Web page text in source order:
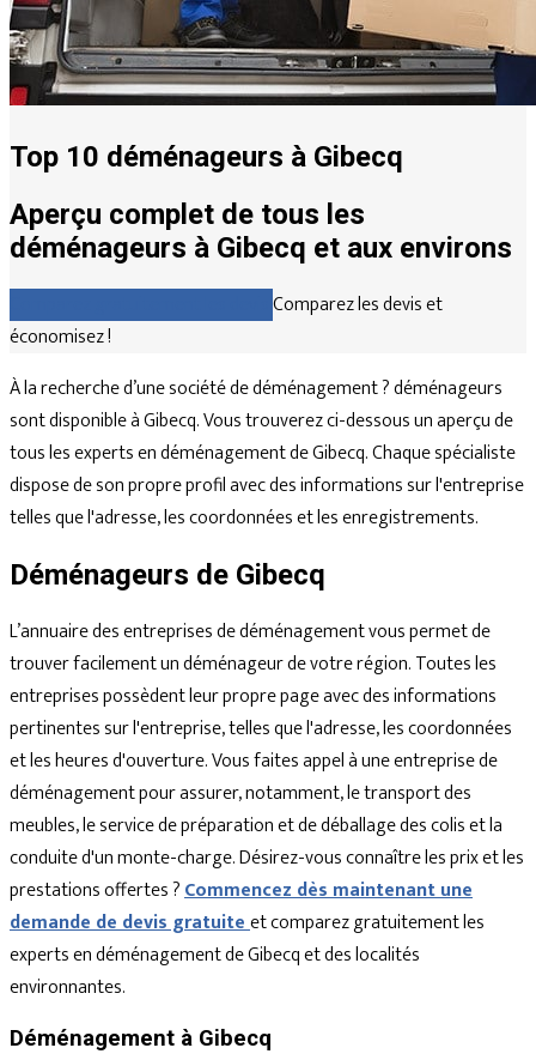
Top 10 déménageurs à Gibecq
Aperçu complet de tous les
déménageurs à Gibecq et aux environs
Comparez les devis et
économisez !
À la recherche d’une société de déménagement ? déménageurs
sont disponible à Gibecq. Vous trouverez ci-dessous un aperçu de
tous les experts en déménagement de Gibecq. Chaque spécialiste
dispose de son propre profil avec des informations sur l'entreprise
telles que l'adresse, les coordonnées et les enregistrements.
Déménageurs de Gibecq
L’annuaire des entreprises de déménagement vous permet de
trouver facilement un déménageur de votre région. Toutes les
entreprises possèdent leur propre page avec des informations
pertinentes sur l'entreprise, telles que l'adresse, les coordonnées
et les heures d'ouverture. Vous faites appel à une entreprise de
déménagement pour assurer, notamment, le transport des
meubles, le service de préparation et de déballage des colis et la
conduite d'un monte-charge. Désirez-vous connaître les prix et les
prestations offertes ?Commencez dès maintenant une
demande de devis gratuiteet comparez gratuitement les
experts en déménagement de Gibecq et des localités
environnantes.
Déménagement à Gibecq